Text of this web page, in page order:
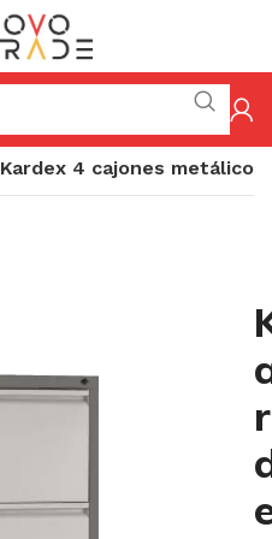
Kardex 4 cajones metálico
r